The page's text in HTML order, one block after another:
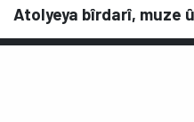
Atolyeya bîrdarî, muze